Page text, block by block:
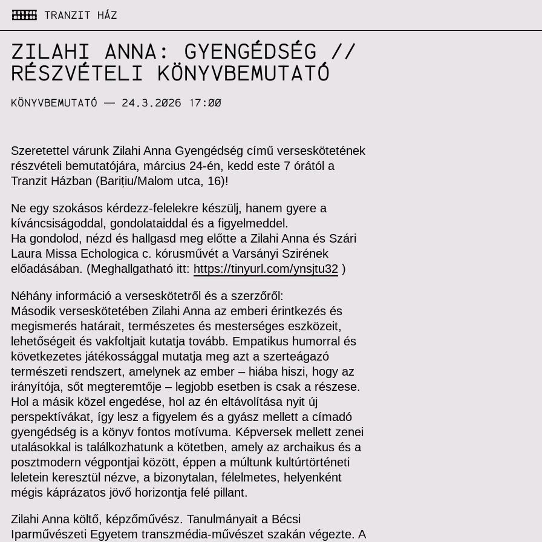
TRANZIT HÁZ
ZILAHI ANNA: GYENGÉDSÉG //
RÉSZVÉTELI KÖNYVBEMUTATÓ
KÖNYVBEMUTATÓ — 24.3.2026 17:00
Szeretettel várunk Zilahi Anna Gyengédség című verseskötetének
részvételi bemutatójára, március 24-én, kedd este 7 órától a
Tranzit Házban (Barițiu/Malom utca, 16)!
Ne egy szokásos kérdezz-felelekre készülj, hanem gyere a
kíváncsiságoddal, gondolataiddal és a figyelmeddel.
Ha gondolod, nézd és hallgasd meg előtte a Zilahi Anna és Szári
Laura Missa Echologica c. kórusművét a Varsányi Szirének
előadásában. (Meghallgatható itt: https://tinyurl.com/ynsjtu32 )
Néhány információ a verseskötetről és a szerzőről:
Második verseskötetében Zilahi Anna az emberi érintkezés és
megismerés határait, természetes és mesterséges eszközeit,
lehetőségeit és vakfoltjait kutatja tovább. Empatikus humorral és
következetes játékossággal mutatja meg azt a szerteágazó
természeti rendszert, amelynek az ember – hiába hiszi, hogy az
irányítója, sőt megteremtője – legjobb esetben is csak a részese.
Hol a másik közel engedése, hol az én eltávolítása nyit új
perspektívákat, így lesz a figyelem és a gyász mellett a címadó
gyengédség is a könyv fontos motívuma. Képversek mellett zenei
utalásokkal is találkozhatunk a kötetben, amely az archaikus és a
posztmodern végpontjai között, éppen a múltunk kultúrtörténeti
leletein keresztül nézve, a bizonytalan, félelmetes, helyenként
mégis káprázatos jövő horizontja felé pillant.
Zilahi Anna költő, képzőművész. Tanulmányait a Bécsi
Iparművészeti Egyetem transzmédia-művészet szakán végezte. A